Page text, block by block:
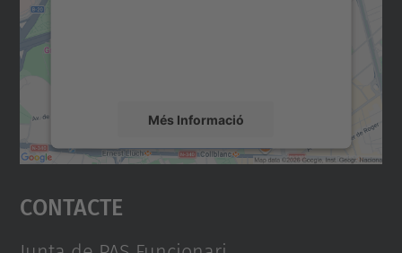
Més Informació
Accepta
powered by
Contacte